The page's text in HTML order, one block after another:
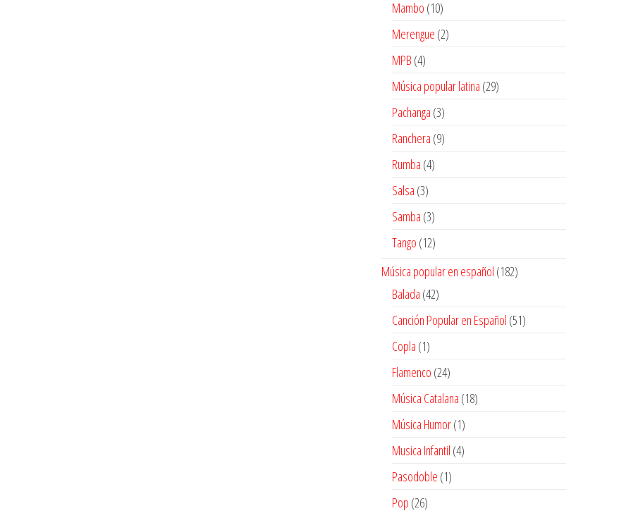
Mambo 1010
productos
Merengue 22
MPB 44
productos
Música popular latina 2929
Pachanga 33
productos
Ranchera 99
Rumba 44
Salsa 33
productos
Samba 33
productos
Tango 1212
Música popular en español 182182
Balada 4242
productos
Canción Popular en Español 5151
Copla 11
producto
Flamenco 2424
productos
Música Catalana 1818
Música Humor 11
producto
Musica Infantil 44
Pasodoble 11
Pop 2626